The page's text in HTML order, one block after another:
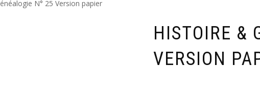
N° 25 Version papier
HISTOIRE &
VERSION